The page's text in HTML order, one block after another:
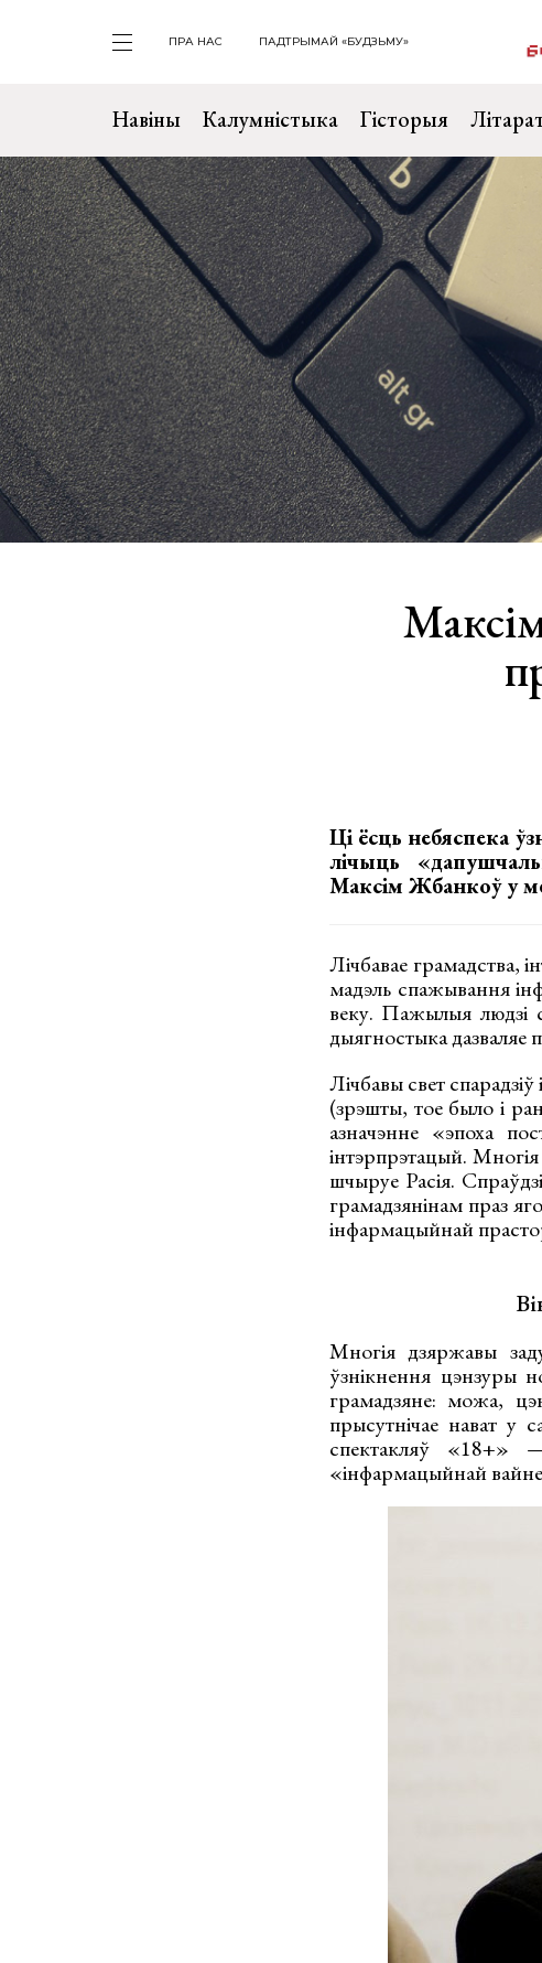
ПРА НАС ПАДТРЫМАЙ «БУДЗЬМУ»
Навіны Калумністыка Гісторыя
Ці ёсць небяспека
лічыць
Максім Жбанкоў у
Лічбавае грамадства,
мадэль спажывання
веку. Пажылыя людзі
дыягностыка дазваляе
Лічбавы свет
(зрэшты, тое было і
азначэнне «эпоха
інтэрпрэтацый.
шчыруе Расія.
грамадзянінам праз
інфармацыйнай
Многія дзяржавы
ўзнікнення цэнзуры
грамадзяне: можа,
прысутнічае нават у
спектакляў «18+»
«інфармацыйнай